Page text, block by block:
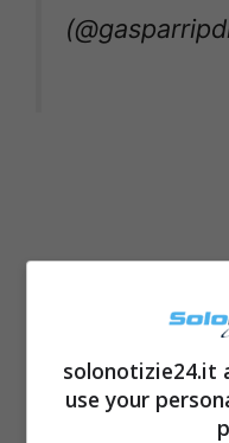
solonotizie24.it
use your